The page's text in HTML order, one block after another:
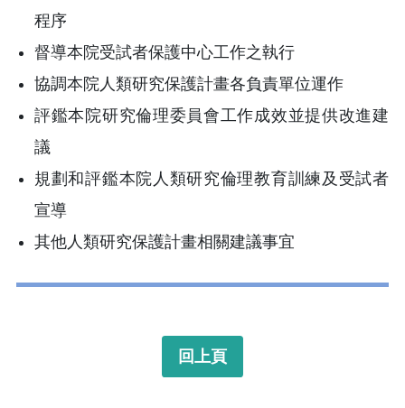
程序
督導本院受試者保護中心工作之執行
協調本院人類研究保護計畫各負責單位運作
評鑑本院研究倫理委員會工作成效並提供改進建
議
規劃和評鑑本院人類研究倫理教育訓練及受試者
宣導
其他人類研究保護計畫相關建議事宜
回上頁